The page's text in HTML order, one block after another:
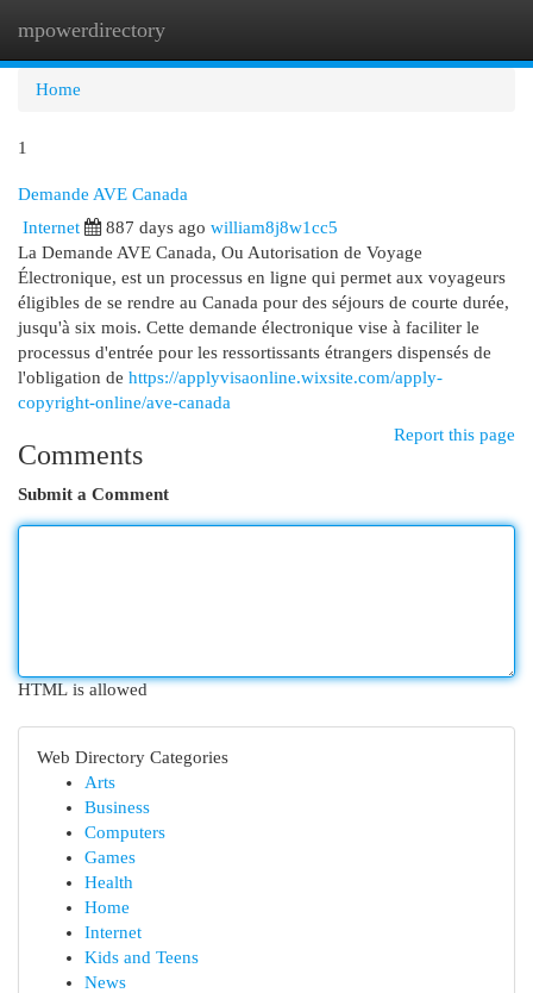
mpowerdirectory
Home
1
Demande AVE Canada
Internet
887 days ago william8j8w1cc5
La Demande AVE Canada, Ou Autorisation de Voyage
Électronique, est un processus en ligne qui permet aux voyageurs
éligibles de se rendre au Canada pour des séjours de courte durée,
jusqu'à six mois. Cette demande électronique vise à faciliter le
processus d'entrée pour les ressortissants étrangers dispensés de
l'obligation de https://applyvisaonline.wixsite.com/apply-
copyright-online/ave-canada
Report this page
Comments
Submit a Comment
HTML is allowed
Web Directory Categories
Arts
Business
Computers
Games
Health
Home
Internet
Kids and Teens
News